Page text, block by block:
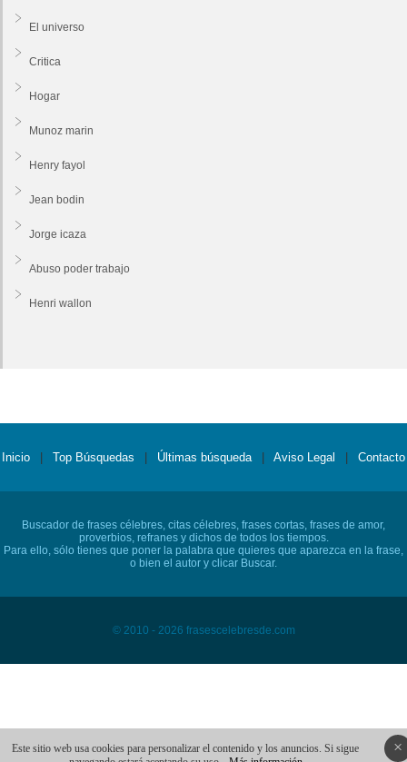
El universo
Critica
Hogar
Munoz marin
Henry fayol
Jean bodin
Jorge icaza
Abuso poder trabajo
Henri wallon
Inicio Top Búsquedas Últimas búsqueda Aviso Legal Contacto
Buscador de frases célebres, citas célebres, frases cortas, frases de amor,
proverbios, refranes y dichos de todos los tiempos.
Para ello, sólo tienes que poner la palabra que quieres que aparezca en la frase,
o bien el autor y clicar Buscar.
© 2010 - 2026 frasescelebresde.com
×
Este sitio web usa cookies para personalizar el contenido y los anuncios. Si sigue